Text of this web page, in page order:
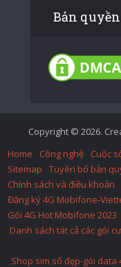
Bản quyền
Copyright © 2026.
Home
Công nghệ Cuộc
Sitemap
Tuyên bố bản
Chính sách và điều khoản
Đăng ký 4G Mobifone-
Gói 4G Hot Mobifone 2023
Danh sách tát cả các gói
Shop sim số đẹp-gói